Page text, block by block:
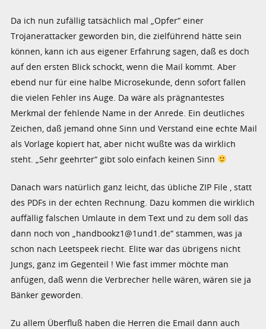
Da ich nun zufällig tatsächlich mal „Opfer“ einer
Trojanerattacker geworden bin, die zielführend hätte sein
können, kann ich aus eigener Erfahrung sagen, daß es doch
auf den ersten Blick schockt, wenn die Mail kommt. Aber
ebend nur für eine halbe Microsekunde, denn sofort fallen
die vielen Fehler ins Auge. Da wäre als prägnantestes
Merkmal der fehlende Name in der Anrede. Ein deutliches
Zeichen, daß jemand ohne Sinn und Verstand eine echte Mail
als Vorlage kopiert hat, aber nicht wußte was da wirklich
steht. „Sehr geehrter“ gibt solo einfach keinen Sinn
Danach wars natürlich ganz leicht, das übliche ZIP File , statt
des PDFs in der echten Rechnung. Dazu kommen die wirklich
auffällig falschen Umlaute in dem Text und zu dem soll das
dann noch von „handbookz1@1und1.de“ stammen, was ja
schon nach Leetspeek riecht. Elite war das übrigens nicht
Jungs, ganz im Gegenteil ! Wie fast immer möchte man
anfügen, daß wenn die Verbrecher helle wären, wären sie ja
Bänker geworden.
Zu allem Überfluß haben die Herren die Email dann auch